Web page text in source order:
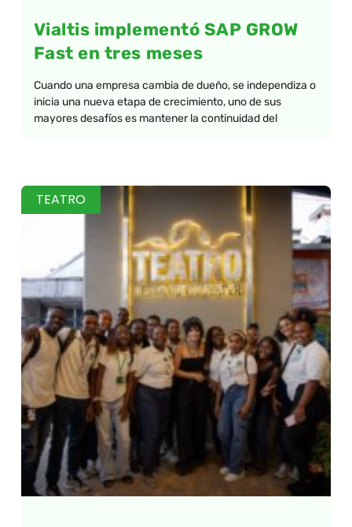
Vialtis implementó SAP GROW
Fast en tres meses
Cuando una empresa cambia de dueño, se independiza o
inicia una nueva etapa de crecimiento, uno de sus
mayores desafíos es mantener la continuidad del
TEATRO